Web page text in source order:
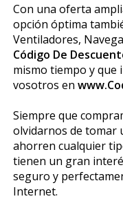
Con una oferta
opción óptima
Ventiladores,
Código De
mismo tiempo y
vosotros en
Siempre que
olvidarnos de tomar
ahorren cualquier
tienen un gran
seguro y
Internet.